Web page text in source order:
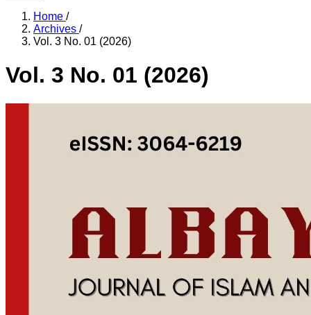
Home /
Archives /
Vol. 3 No. 01 (2026)
Vol. 3 No. 01 (2026)